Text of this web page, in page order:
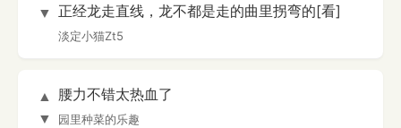
▼
正经龙走直线，龙不都是走的曲里拐弯的[看]
淡定小猫Zt5
▲
▼
腰力不错太热血了
园里种菜的乐趣